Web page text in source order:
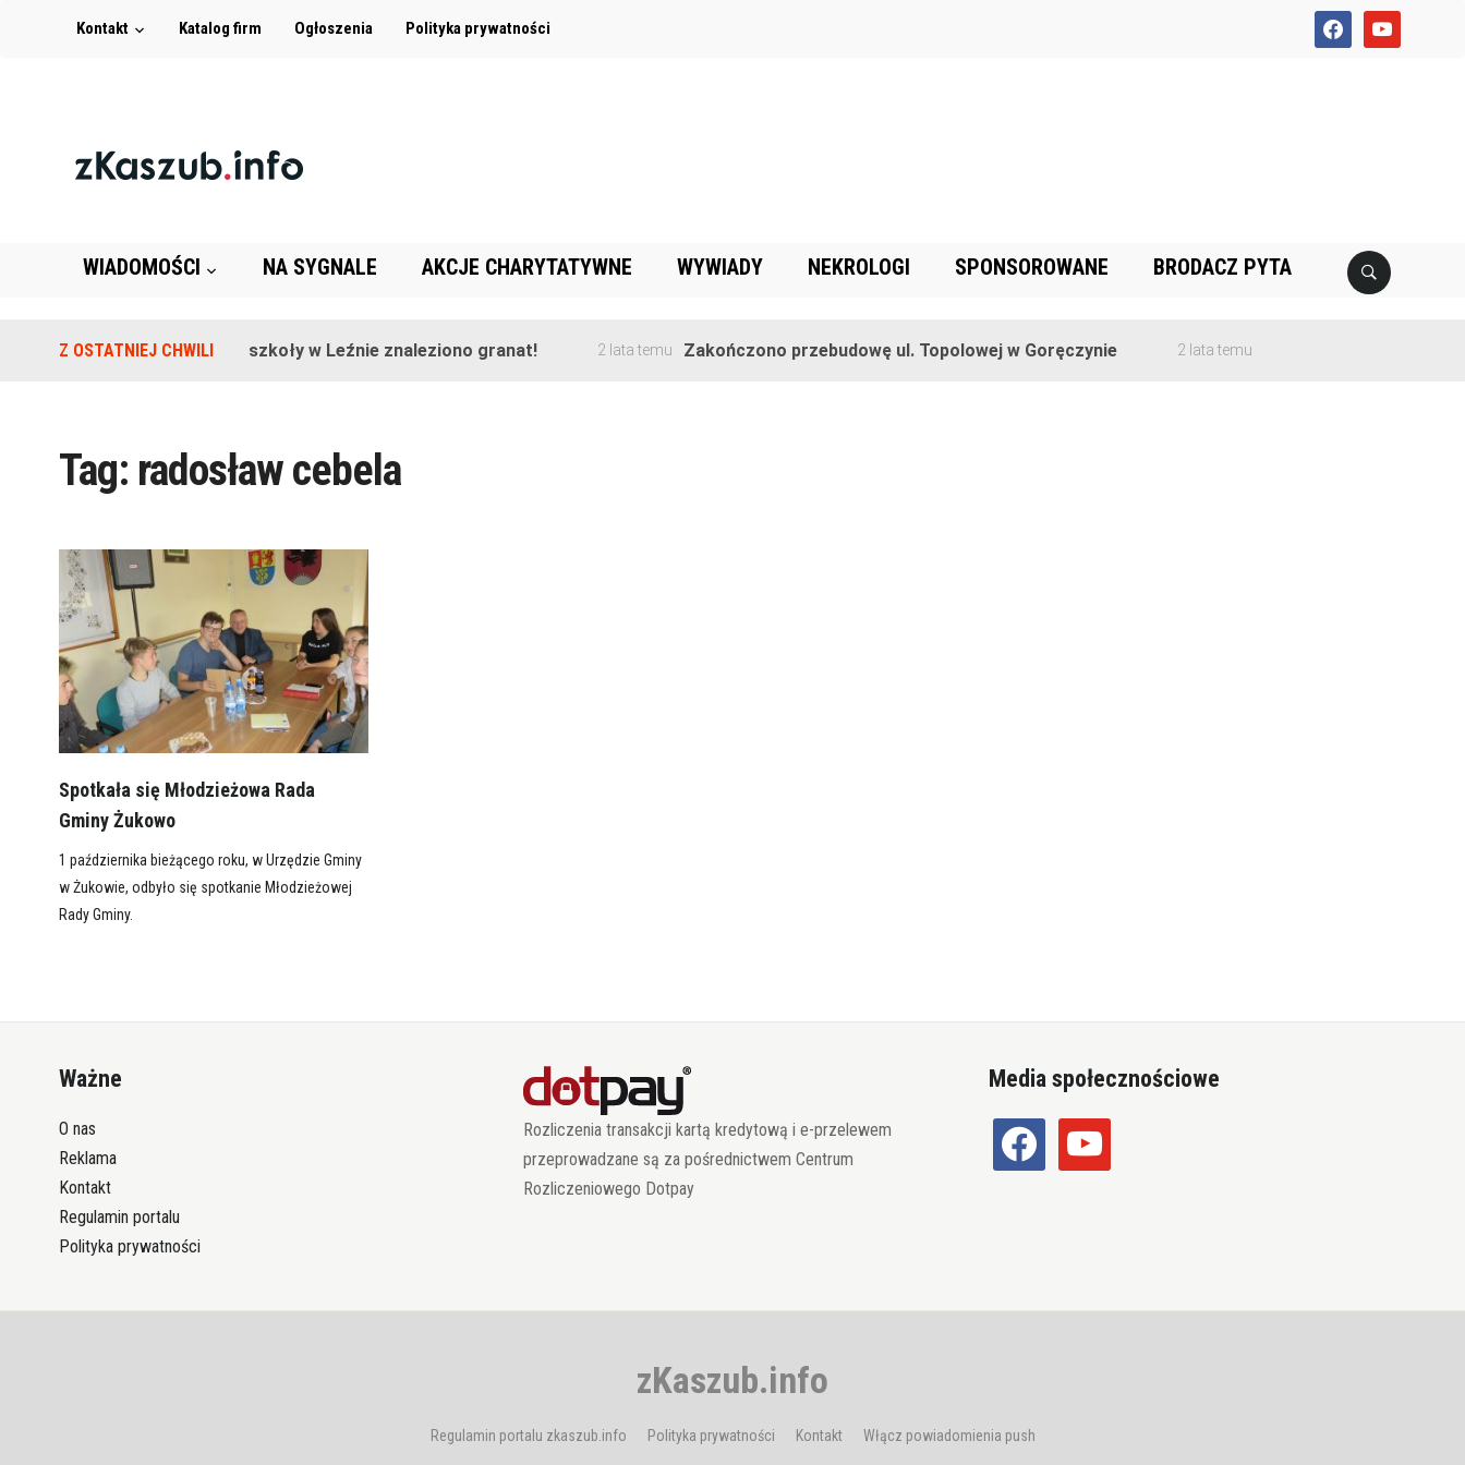
facebookyoutube
Kontakt Katalog firm Ogłoszenia Polityka prywatności
WIADOMOŚCI NA SYGNALE AKCJE CHARYTATYWNE WYWIADY NEKROLOGI SPONSOROWANE BRODACZ PYTA
Z OSTATNIEJ CHWILINa terenie szkoły w Leźnie znaleziono granat! 2 lata temu Zakończono przebudowę ul. Topolowej w Goręczynie 2 lata temu
Tag: radosław cebela
Spotkała się Młodzieżowa Rada
Gminy Żukowo
1 października bieżącego roku, w Urzędzie Gminy
w Żukowie, odbyło się spotkanie Młodzieżowej
Rady Gminy.
Ważne
O nas
Reklama
Kontakt
Regulamin portalu
Polityka prywatności
Rozliczenia transakcji kartą kredytową i e-przelewem
przeprowadzane są za pośrednictwem Centrum
Rozliczeniowego Dotpay
Media społecznościowe
facebook youtube
zKaszub.info
Regulamin portalu zkaszub.info Polityka prywatności Kontakt Włącz powiadomienia push